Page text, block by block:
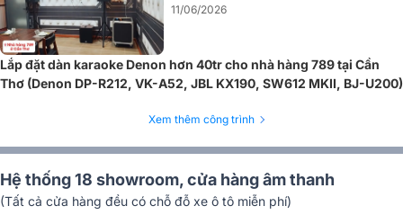
11/06/2026
Lắp đặt dàn karaoke Denon hơn 40tr cho nhà hàng 789 tại Cần
Thơ (Denon DP-R212, VK-A52, JBL KX190, SW612 MKII, BJ-U200)
Xem thêm công trình
Hệ thống 18 showroom, cửa hàng âm thanh
(Tất cả cửa hàng đều có chỗ đỗ xe ô tô miễn phí)